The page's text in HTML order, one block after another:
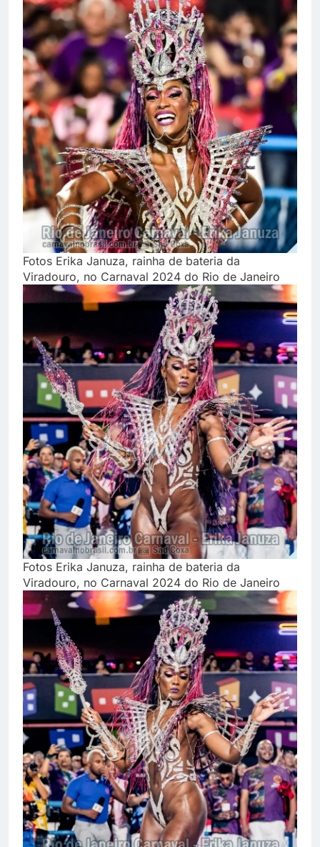
Fotos Erika Januza, rainha de bateria da
Viradouro, no Carnaval 2024 do Rio de Janeiro
Fotos Erika Januza, rainha de bateria da
Viradouro, no Carnaval 2024 do Rio de Janeiro